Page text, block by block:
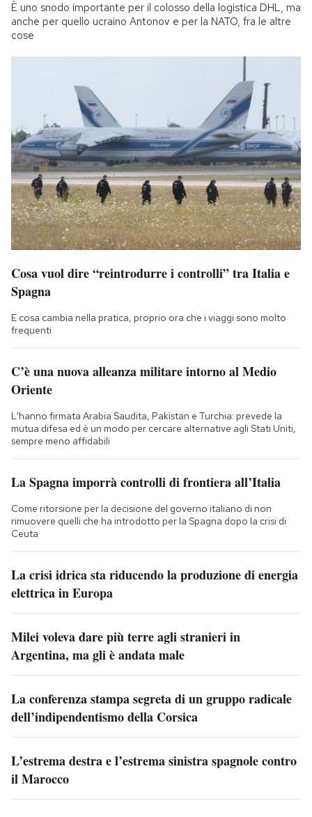
È uno snodo importante per il colosso della logistica DHL, ma
anche per quello ucraino Antonov e per la NATO, fra le altre
cose
Cosa vuol dire “reintrodurre i controlli” tra Italia e
Spagna
E cosa cambia nella pratica, proprio ora che i viaggi sono molto
frequenti
C’è una nuova alleanza militare intorno al Medio
Oriente
L'hanno firmata Arabia Saudita, Pakistan e Turchia: prevede la
mutua difesa ed è un modo per cercare alternative agli Stati Uniti,
sempre meno affidabili
La Spagna imporrà controlli di frontiera all’Italia
Come ritorsione per la decisione del governo italiano di non
rimuovere quelli che ha introdotto per la Spagna dopo la crisi di
Ceuta
La crisi idrica sta riducendo la produzione di energia
elettrica in Europa
Milei voleva dare più terre agli stranieri in
Argentina, ma gli è andata male
La conferenza stampa segreta di un gruppo radicale
dell’indipendentismo della Corsica
L’estrema destra e l’estrema sinistra spagnole contro
il Marocco